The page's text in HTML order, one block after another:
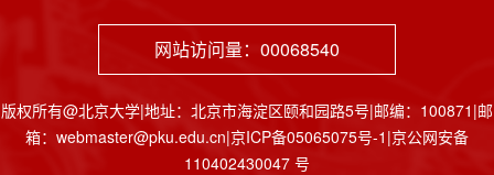
网站访问量： 00068540
版权所有@北京大学|地址：北京市海淀区颐和园路5号|邮编：100871|邮
箱：webmaster@pku.edu.cn|京ICP备05065075号-1|京公网安备
110402430047 号